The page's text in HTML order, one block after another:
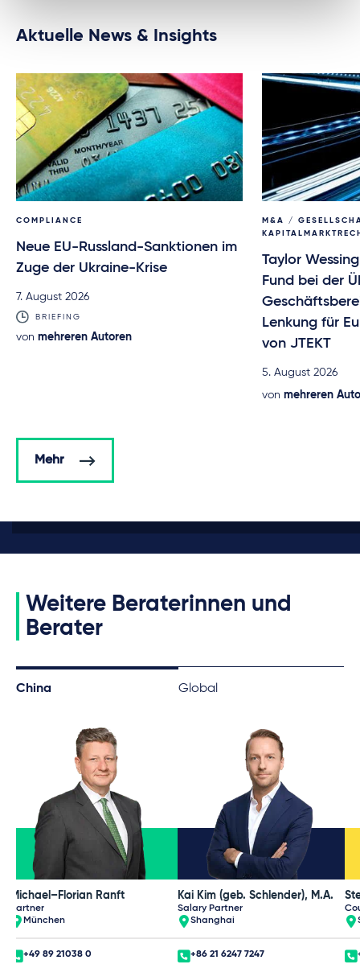
Aktuelle News & Insights
COMPLIANCE
Neue EU-Russland-Sanktionen im
Zuge der Ukraine-Krise
7. August 2026
BRIEFING
von mehreren Autoren
M&A /
Taylor
Fund bei der
Lenkung für
von JTEKT
5. August 2026
von mehreren
Mehr
Weitere Beraterinnen und
Berater
China Global
Michael–Florian Ranft
Partner
München
+49 89 21038 0
Kai Kim (geb. Schlender), M.A.
Salary Partner
Shanghai
+86 21 6247 7247